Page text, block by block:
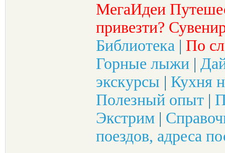
МегаИдеи
привезти?
Библиотека | По
Горные лыжи |
экскурсы | Кухня
Полезный опыт |
Экстрим |
поездов, адреса